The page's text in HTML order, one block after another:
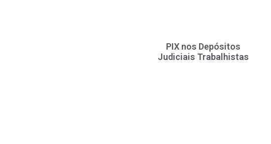
PIX nos Depósitos
Judiciais Trabalhistas